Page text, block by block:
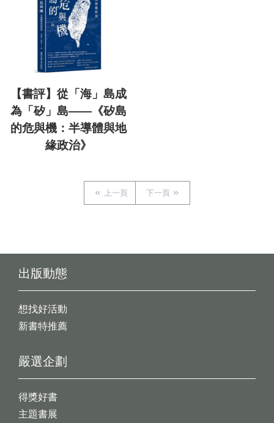
【書評】從「海」島成
為「矽」島——《矽島
的危與機：半導體與地
緣政治》
上一頁 下一頁
出版動態
想找好活動
新書特推薦
嚴選企劃
得獎好書
主題書展